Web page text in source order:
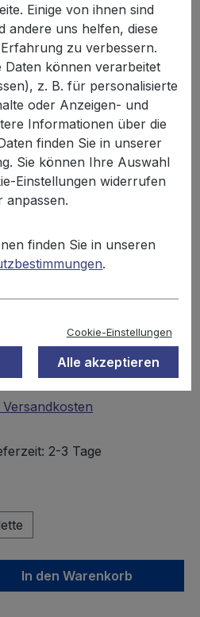
18,56 € / 1 kg
2-3 Tage
Gib den
In den Warenkorb
Einige von ihnen sind
andere uns helfen, diese
zu verbessern.
Daten können verarbeitet
z. B. für personalisierte
oder Anzeigen- und
Informationen über die
finden Sie in unserer
Sie können Ihre Auswahl
Einstellungen widerrufen
anpassen.
finden Sie in unseren
.
Cookie-Einstellungen
Alle akzeptieren